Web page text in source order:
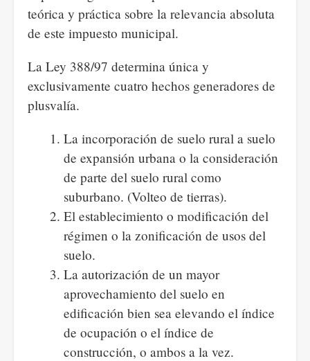
teórica y práctica sobre la relevancia absoluta
de este impuesto municipal.
La Ley 388/97 determina única y
exclusivamente cuatro hechos generadores de
plusvalía.
La incorporación de suelo rural a suelo
de expansión urbana o la consideración
de parte del suelo rural como
suburbano. (Volteo de tierras).
El establecimiento o modificación del
régimen o la zonificación de usos del
suelo.
La autorización de un mayor
aprovechamiento del suelo en
edificación bien sea elevando el índice
de ocupación o el índice de
construcción, o ambos a la vez.